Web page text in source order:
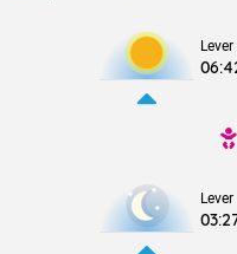
Lever
Lever